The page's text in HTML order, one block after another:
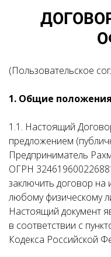
(Пользовательское
1. Общие положения
1.1. Настоящий
предложением
Предприниматель
ОГРН
заключить договор
любому физическому
Настоящий документ
в соответствии с
Кодекса Российской